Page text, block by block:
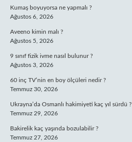
Kumaş boyuyorsa ne yapmalı ?
Ağustos 6, 2026
Aveeno kimin malı ?
Ağustos 5, 2026
9 sınıf fizik ivme nasıl bulunur ?
Ağustos 3, 2026
60 inç TV’nin en boy ölçüleri nedir ?
Temmuz 30, 2026
Ukrayna’da Osmanlı hakimiyeti kaç yıl sürdü ?
Temmuz 29, 2026
Bakirelik kaç yaşında bozulabilir ?
Temmuz 27, 2026